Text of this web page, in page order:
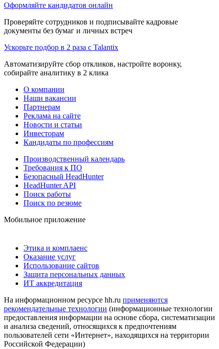
Оформляйте кандидатов онлайн
Проверяйте сотрудников и подписывайте кадровые
документы без бумаг и личных встреч
Ускорьте подбор в 2 раза с Talantix
Автоматизируйте сбор откликов, настройте воронку,
собирайте аналитику в 2 клика
О компании
Наши вакансии
Партнерам
Реклама на сайте
Новости и статьи
Инвесторам
Кандидаты по профессиям
Производственный календарь
Требования к ПО
Безопасный HeadHunter
HeadHunter API
Поиск работы
Поиск по резюме
Мобильное приложение
Этика и комплаенс
Оказание услуг
Использование сайтов
Защита персональных данных
ИТ аккредитация
На информационном ресурсе hh.ru применяются
рекомендательные технологии (информационные технологии
предоставления информации на основе сбора, систематизации
и анализа сведений, относящихся к предпочтениям
пользователей сети «Интернет», находящихся на территории
Российской Федерации)